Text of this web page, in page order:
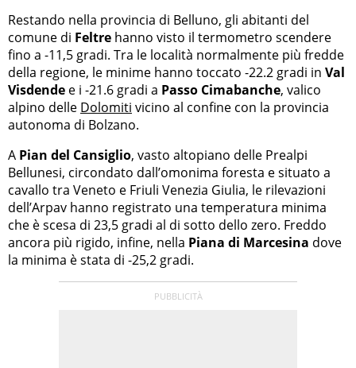
Restando nella provincia di Belluno, gli abitanti del
comune di Feltre hanno visto il termometro scendere
fino a -11,5 gradi. Tra le località normalmente più fredde
della regione, le minime hanno toccato -22.2 gradi in Val
Visdende e i -21.6 gradi a Passo Cimabanche, valico
alpino delle Dolomiti vicino al confine con la provincia
autonoma di Bolzano.
A Pian del Cansiglio, vasto altopiano delle Prealpi
Bellunesi, circondato dall’omonima foresta e situato a
cavallo tra Veneto e Friuli Venezia Giulia, le rilevazioni
dell’Arpav hanno registrato una temperatura minima
che è scesa di 23,5 gradi al di sotto dello zero. Freddo
ancora più rigido, infine, nella Piana di Marcesina dove
la minima è stata di -25,2 gradi.